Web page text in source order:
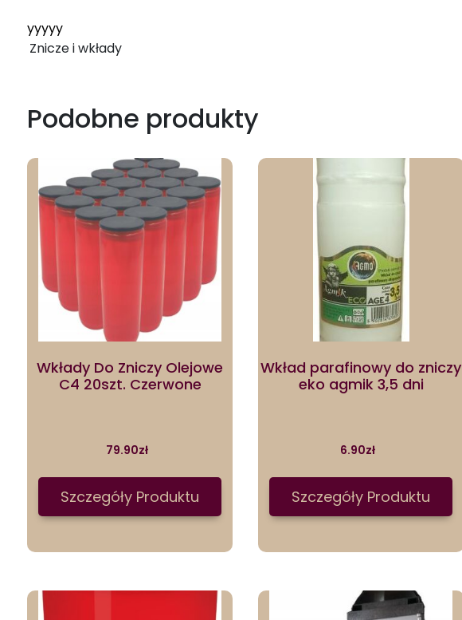
yyyyy
Znicze i wkłady
Podobne produkty
Wkłady Do Zniczy Olejowe
C4 20szt. Czerwone
79.90zł
Szczegóły Produktu
Wkład parafinowy do zniczy
eko agmik 3,5 dni
6.90zł
Szczegóły Produktu